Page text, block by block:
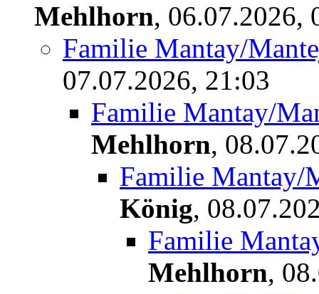
Mehlhorn, 06.07.2026,
Familie Mantay/
07.07.2026, 21:03
Familie Mantay/
Mehlhorn,
Familie Mantay/
König,
Familie
Mehlhorn,